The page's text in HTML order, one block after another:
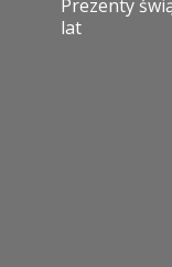
Prezenty
lat